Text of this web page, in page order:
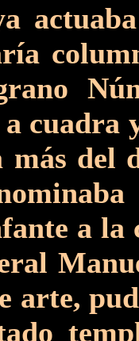
a cuadra
del
a la
arte,